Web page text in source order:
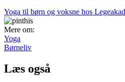
Yoga til børn og voksne hos
Mere om:
Yoga
Børneliv
Læs også